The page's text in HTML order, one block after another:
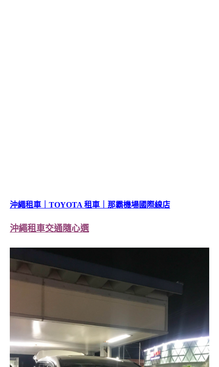
沖繩租車｜ TOYOTA 租車｜那霸機場國際線店
沖繩租車交通隨心選